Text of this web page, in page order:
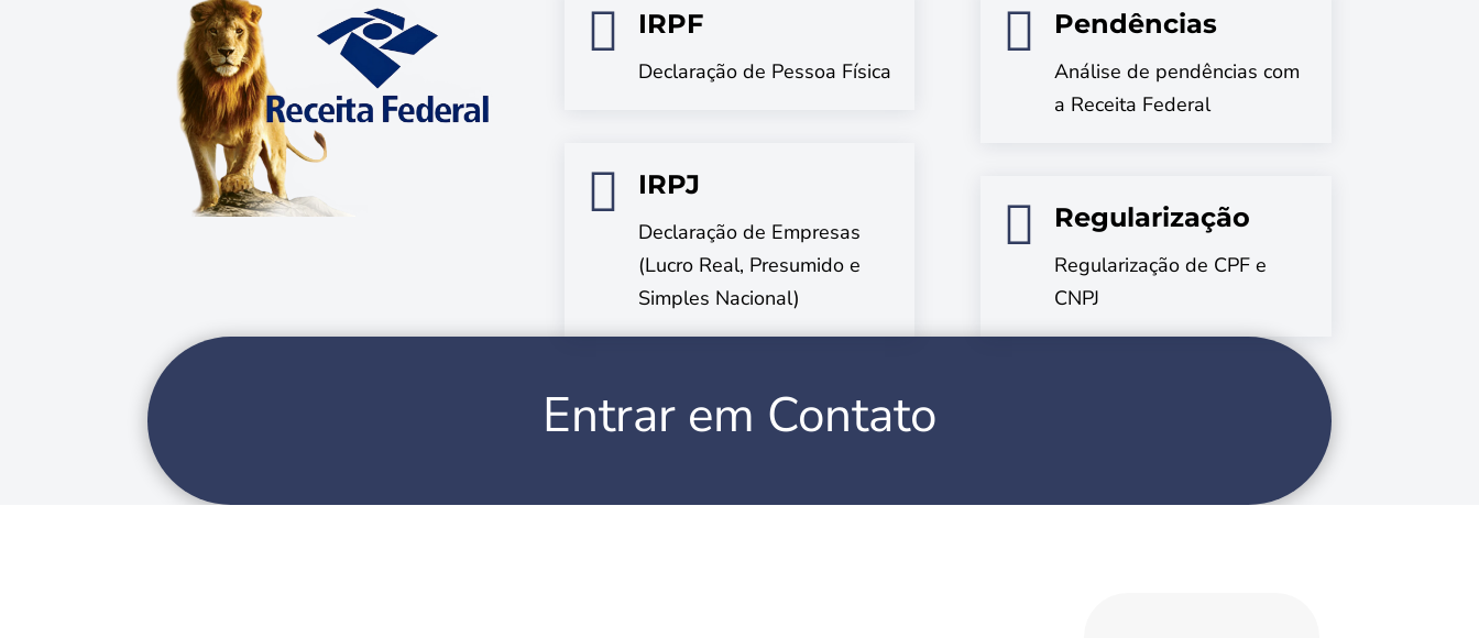
 IRPF
Declaração de Pessoa Física
 IRPJ
Declaração de Empresas
(Lucro Real, Presumido e
Simples Nacional)
 Pendências
Análise de pendências com
a Receita Federal
 Regularização
Regularização de CPF e
CNPJ
Entrar em Contato